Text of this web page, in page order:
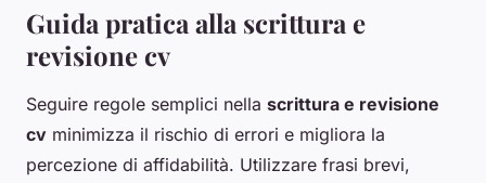
Guida pratica alla scrittura e
revisione cv
Seguire regole semplici nella scrittura e revisione
cv minimizza il rischio di errori e migliora la
percezione di affidabilità. Utilizzare frasi brevi,